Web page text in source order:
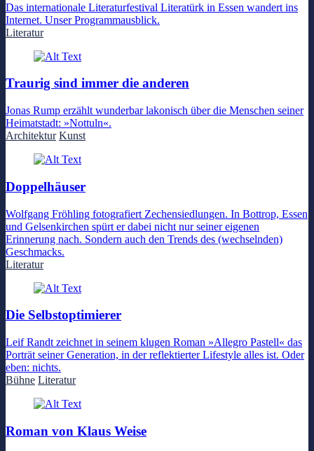
Das internationale Literaturfestival Literatürk in Essen wandert ins
Internet. Unser Programmausblick.
Literatur
Traurig sind immer die anderen
Jonas Rump erzählt wunderbar lakonisch über die Menschen seiner
Heimatstadt: »Nottuln«.
Architektur Kunst
Doppelhäuser
Wolfgang Fröhling fotografiert Zechensiedlungen. In Bottrop, Essen
und Gelsenkirchen spürt er dabei nicht nur seiner eigenen
Erinnerung nach. Sondern auch den Trends des (wechselnden)
Geschmacks.
Literatur
Die Selbstoptimierer
Leif Randt zeichnet in seinem klugen Roman »Allegro Pastell« das
Porträt seiner Generation, in der reflektierter Lifestyle alles ist. Oder
eben: nichts.
Bühne Literatur
Roman von Klaus Weise